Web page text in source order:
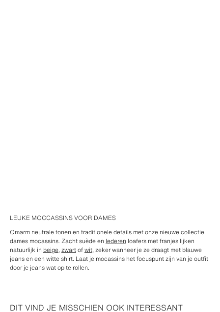
LEUKE MOCCASSINS VOOR DAMES
Omarm neutrale tonen en traditionele details met onze nieuwe collectie
dames mocassins. Zacht suède en lederen loafers met franjes lijken
natuurlijk in beige,zwartofwit, zeker wanneer je ze draagt met blauwe
jeans en een witte shirt. Laat je mocassins het focuspunt zijn van je outfit
door je jeans wat op te rollen.
DIT VIND JE MISSCHIEN OOK INTERESSANT